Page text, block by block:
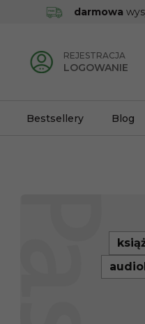
darmowa
REJESTRACJA
LOGOWANIE
Bestsellery Blog